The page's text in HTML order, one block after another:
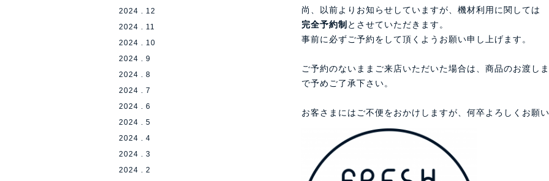
2024 . 12
2024 . 11
2024 . 10
2024 . 9
2024 . 8
2024 . 7
2024 . 6
2024 . 5
2024 . 4
2024 . 3
2024 . 2
尚、以前よりお知らせしていますが、機材利用に関しては
完全予約制 とさせていただきます。
事前に必ずご予約をして頂くようお願い申し上げます。
ご予約のないままご来店いただいた場合は、商品のお渡し
で予めご了承下さい。
お客さまにはご不便をおかけしますが、何卒よろしくお願